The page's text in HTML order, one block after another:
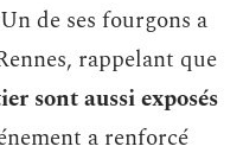
de ses fourgons a
rappelant que
sont aussi exposés
a renforcé